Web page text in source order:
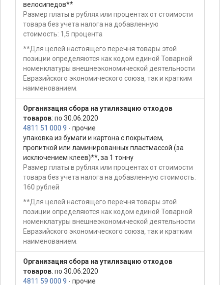
велосипедов**
Размер платы в рублях или процентах от стоимости
товара без учета налога на добавленную
стоимость: 1,5 процента
**Для целей настоящего перечня товары этой
позиции определяются как кодом единой Товарной
номенклатуры внешнеэкономической деятельности
Евразийского экономического союза, так и кратким
наименованием.
Организация сбора на утилизацию отходов
товаров: по 30.06.2020
4811 51 000 9 - прочие
упаковка из бумаги и картона с покрытием,
пропиткой или ламинированных пластмассой (за
исключением клеев)**, за 1 тонну
Размер платы в рублях или процентах от стоимости
товара без учета налога на добавленную стоимость:
160 рублей
**Для целей настоящего перечня товары этой
позиции определяются как кодом единой Товарной
номенклатуры внешнеэкономической деятельности
Евразийского экономического союза, так и кратким
наименованием.
Организация сбора на утилизацию отходов
товаров: по 30.06.2020
4811 59 000 9 - прочие